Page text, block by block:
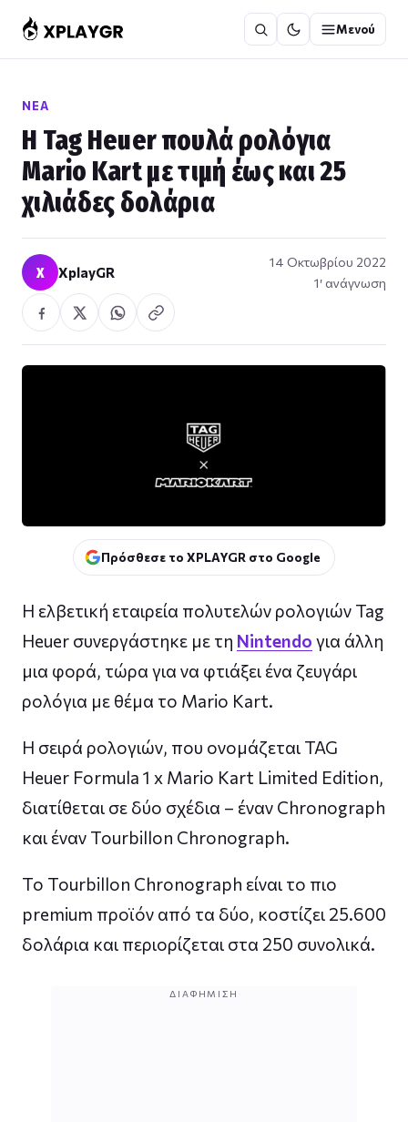
στο
περιεχόμενο
Μενού
ΝΈΑ
Η Tag Heuer πουλά ρολόγια
Mario Kart με τιμή έως και 25
χιλιάδες δολάρια
X XplayGR
14 Οκτωβρίου 2022
1′ ανάγνωση
Πρόσθεσε το XPLAYGR στο Google
Η ελβετική εταιρεία πολυτελών ρολογιών Tag
Heuer συνεργάστηκε με τη Nintendo για άλλη
μια φορά, τώρα για να φτιάξει ένα ζευγάρι
ρολόγια με θέμα το Mario Kart.
Η σειρά ρολογιών, που ονομάζεται TAG
Heuer Formula 1 x Mario Kart Limited Edition,
διατίθεται σε δύο σχέδια – έναν Chronograph
και έναν Tourbillon Chronograph.
Το Tourbillon Chronograph είναι το πιο
premium προϊόν από τα δύο, κοστίζει 25.600
δολάρια και περιορίζεται στα 250 συνολικά.
ΔΙΑΦΉΜΙΣΗ